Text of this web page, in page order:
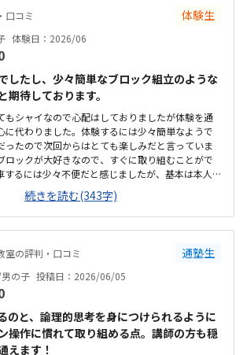
口コミ 体験生
体験日：2026/06
したし、少々簡単なブロック組立のような
期待しております。
もシャイなので心配はしておりましたが体験を通
に代わりました。体験するには少々簡単なようで
ったので次回からはとても楽しみだと言っていま
ロックが大好きなので、すぐに取り組むことがで
するには少々不便だと感じましたが、基本は本人
で問題ないと感じましたし、駅ちかでなくても車
落ち着いた雰囲気でしたが、作業スペースが子供
はないかと思いました。せめて1か月3回 もしく
だといいかなと、プログラミング教室は週1回の
点が増えてくるのではないかと思います。
続きを読む(343字)
室の評判・口コミ 通塾生
の子 投稿日：2026/06/05
のと、論理的思考を身につけられるように
操作に慣れて取り組める点。講師の方も穏
えます！